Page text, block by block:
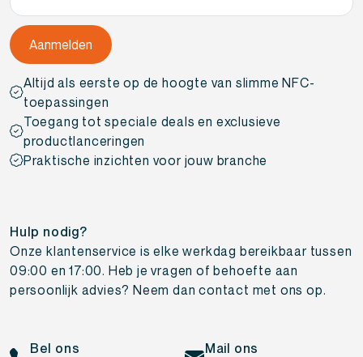
Altijd als eerste op de hoogte van slimme NFC-
toepassingen
Toegang tot speciale deals en exclusieve
productlanceringen
Praktische inzichten voor jouw branche
Hulp nodig?
Onze klantenservice is elke werkdag bereikbaar tussen
09:00 en 17:00. Heb je vragen of behoefte aan
persoonlijk advies? Neem dan contact met ons op.
Bel ons
Mail ons